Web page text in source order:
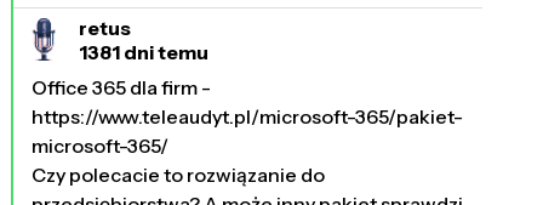
retus
1381 dni temu
Office 365 dla firm -
https://www.teleaudyt.pl/microsoft-365/pakiet-
microsoft-365/
Czy polecacie to rozwiązanie do